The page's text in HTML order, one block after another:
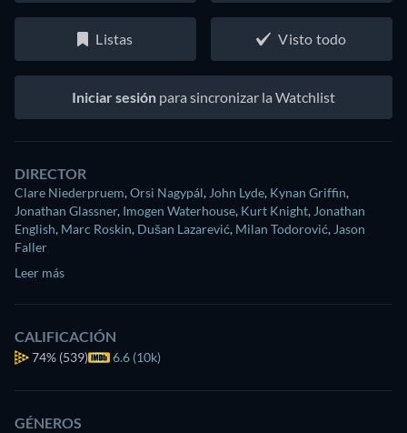
Listas Visto todo
Iniciar sesión para sincronizar la Watchlist
DIRECTOR
Clare Niederpruem,Orsi Nagypál, John Lyde, Kynan Griffin,
Jonathan Glassner, Imogen Waterhouse, Kurt Knight, Jonathan
English, Marc Roskin, Dušan Lazarević, Milan Todorović, Jason
Faller
Leer más
CALIFICACIÓN
74% (539) 6.6 (10k)
GÉNEROS